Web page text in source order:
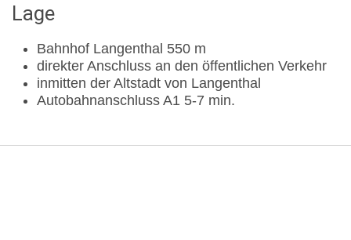
Lage
Bahnhof Langenthal 550 m
direkter Anschluss an den öffentlichen Verkehr
inmitten der Altstadt von Langenthal
Autobahnanschluss A1 5-7 min.